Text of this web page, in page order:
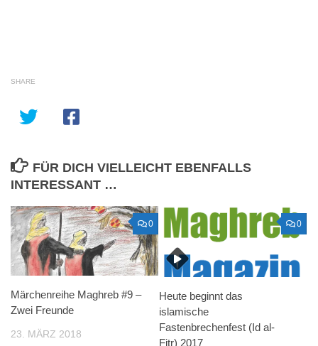
SHARE
FÜR DICH VIELLEICHT EBENFALLS
INTERESSANT …
0
Märchenreihe Maghreb #9 –
Zwei Freunde
23. MÄRZ 2018
0
Heute beginnt das
islamische
Fastenbrechenfest (Id al-
Fitr) 2017